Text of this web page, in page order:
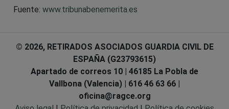
Fuente:www.tribunabenemerita.es
© 2026, RETIRADOS ASOCIADOS GUARDIA CIVIL DE
ESPAÑA (G23793615)
Apartado de correos 10 | 46185 La Pobla de
Vallbona (Valencia) | 616 46 63 66 |
oficina@ragce.org